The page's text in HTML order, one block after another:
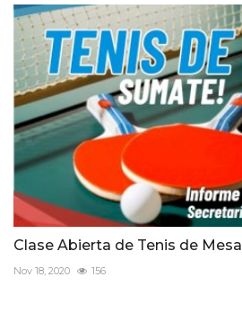
Clase Abierta de Tenis de Mesa
Nov 18, 2020 156